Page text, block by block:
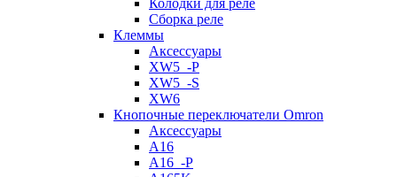
Колодки для реле
Сборка реле
Клеммы
Аксессуары
XW5_-P
XW5_-S
XW6
Кнопочные переключатели Omron
Аксессуары
A16
A16_-P